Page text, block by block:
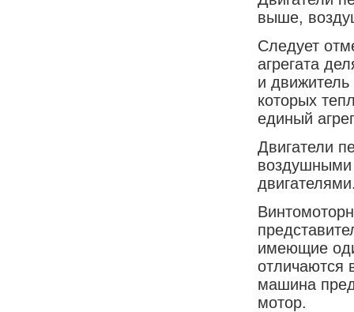
выше,
Следует
агрегата
и
которых
единый
Двигатели
воздушными
имеющие
отличаются
машина
мотор.